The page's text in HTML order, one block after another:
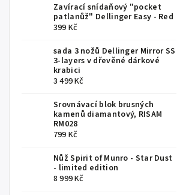
Zavírací snídaňový "pocket
patlanůž" Dellinger Easy - Red
399 Kč
sada 3 nožů Dellinger Mirror SS
3-layers v dřevěné dárkové
krabici
3 499 Kč
Srovnávací blok brusných
kamenů diamantový, RISAM
RM028
799 Kč
Nůž Spirit of Munro - Star Dust
- limited edition
8 999 Kč